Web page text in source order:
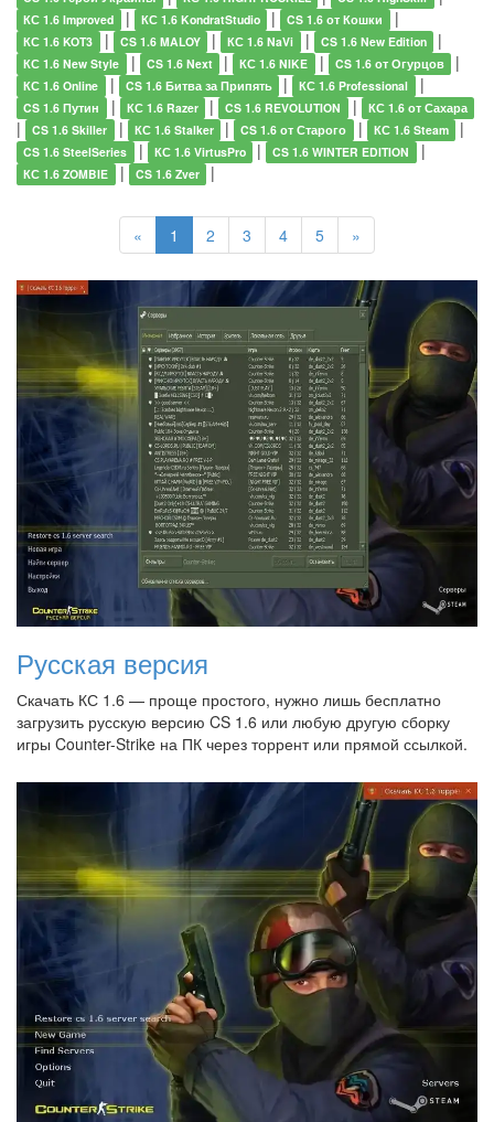
КС 1.6 Improved | КС 1.6 KondratStudio | CS 1.6 от Кошки |
КС 1.6 KOT3 | CS 1.6 MALOY | КС 1.6 NaVi | CS 1.6 New Edition |
КС 1.6 New Style | CS 1.6 Next | КС 1.6 NIKE | CS 1.6 от Огурцов |
КС 1.6 Online | CS 1.6 Битва за Припять | КС 1.6 Professional |
CS 1.6 Путин | КС 1.6 Razer | CS 1.6 REVOLUTION | КС 1.6 от Сахара
| CS 1.6 Skiller | КС 1.6 Stalker | CS 1.6 от Старого | КС 1.6 Steam |
CS 1.6 SteelSeries | КС 1.6 VirtusPro | CS 1.6 WINTER EDITION |
КС 1.6 ZOMBIE | CS 1.6 Zver |
« 1 2 3 4 5 »
Русская версия
Скачать КС 1.6 — проще простого, нужно лишь бесплатно
загрузить русскую версию CS 1.6 или любую другую сборку
игры Counter-Strike на ПК через торрент или прямой ссылкой.